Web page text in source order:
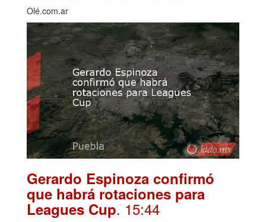
Olé.com.ar
Gerardo Espinoza confirmó
que habrá rotaciones para
Leagues Cup. 15:44